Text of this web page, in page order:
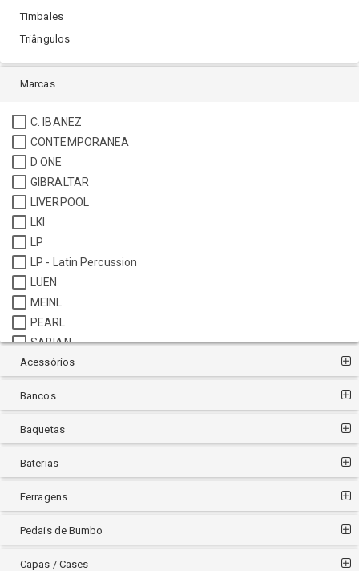
Timbales
Triângulos
Marcas
C. IBANEZ
CONTEMPORANEA
D ONE
GIBRALTAR
LIVERPOOL
LKI
LP
LP - Latin Percussion
LUEN
MEINL
PEARL
SABIAN
TIMBRA
TURBO
Acessórios
Bancos
Baquetas
Baterias
Ferragens
Pedais de Bumbo
Capas / Cases